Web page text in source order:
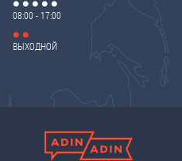
08:00 - 17:00
ВЫХОДНОЙ